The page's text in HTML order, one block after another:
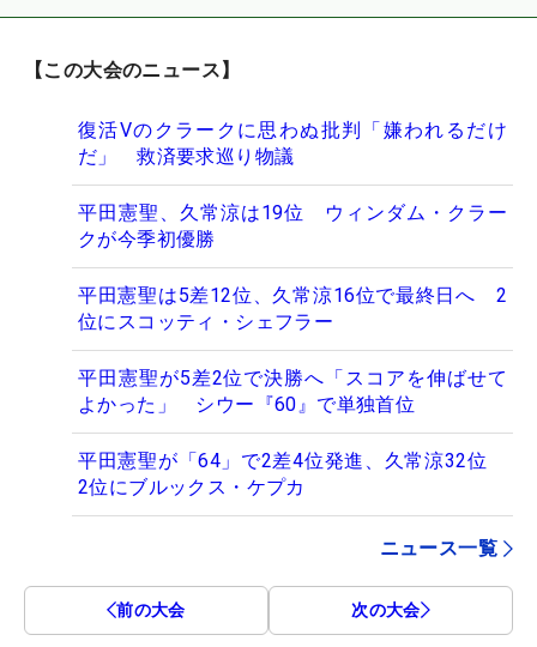
【この大会のニュース】
復活Vのクラークに思わぬ批判「嫌われるだけ
だ」 救済要求巡り物議
平田憲聖、久常涼は19位 ウィンダム・クラー
クが今季初優勝
平田憲聖は5差12位、久常涼16位で最終日へ 2
位にスコッティ・シェフラー
平田憲聖が5差2位で決勝へ「スコアを伸ばせて
よかった」 シウー『60』で単独首位
平田憲聖が「64」で2差4位発進、久常涼32位
2位にブルックス・ケプカ
ニュース一覧
前の大会 次の大会